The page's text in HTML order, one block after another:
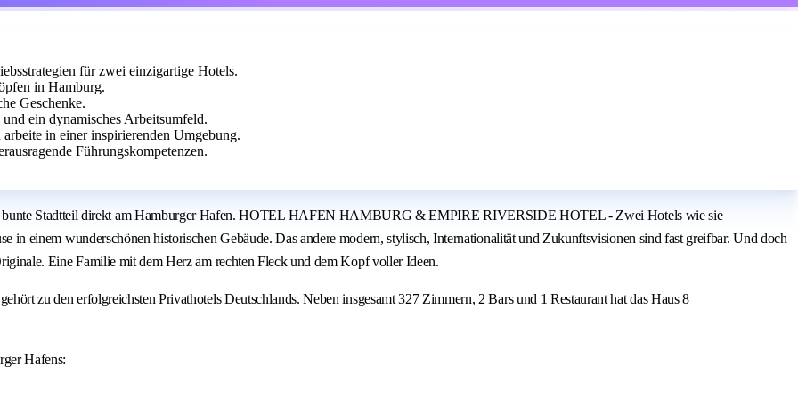
für zwei einzigartige Hotels.
in Hamburg.
Geschenke.
ein dynamisches Arbeitsumfeld.
in einer inspirierenden Umgebung.
Führungskompetenzen.
Stadtteil direkt am Hamburger Hafen. HOTEL HAFEN HAMBURG & EMPIRE RIVERSIDE HOTEL - Zwei Hotels wie sie
in einem wunderschönen historischen Gebäude. Das andere modern, stylisch, Internationalität und Zukunftsvisionen sind fast greifbar. Und doch
Eine Familie mit dem Herz am rechten Fleck und dem Kopf voller Ideen.
zu den erfolgreichsten Privathotels Deutschlands. Neben insgesamt 327 Zimmern, 2 Bars und 1 Restaurant hat das Haus 8
Hafens: